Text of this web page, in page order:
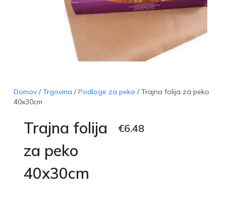
Domov/Trgovina /Podloge za peko / Trajna folija za peko
40x30cm
Trajna folija
za peko
40x30cm
€6.48